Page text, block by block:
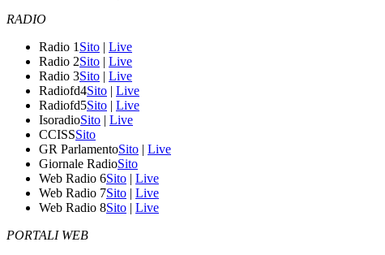
RADIO
Radio 1 Sito | Live
Radio 2Sito | Live
Radio 3Sito | Live
Radiofd4Sito | Live
Radiofd5Sito | Live
IsoradioSito | Live
CCISSSito
GR ParlamentoSito | Live
Giornale RadioSito
Web Radio 6Sito | Live
Web Radio 7Sito | Live
Web Radio 8Sito | Live
PORTALI WEB